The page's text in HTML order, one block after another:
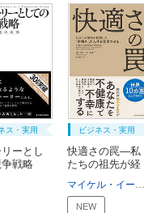
ス・実用
ーとし
戦略
ビジネス・実用
快適さの罠―私
たちの祖先が経
NEW